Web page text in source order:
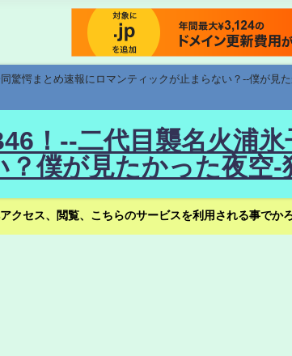
驚愕まとめ速報にロマンティックが止まらない？--僕が
！--二代目襲名火浦
？僕が見たかった夜空-
クセス、閲覧、こちらのサービスを利用される事で